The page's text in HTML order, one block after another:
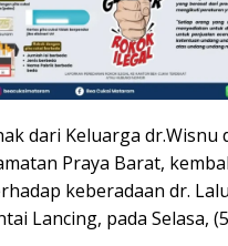
dari Keluarga dr.Wisnu
Praya Barat,
keberadaan dr.
Lancing, pada Selasa,